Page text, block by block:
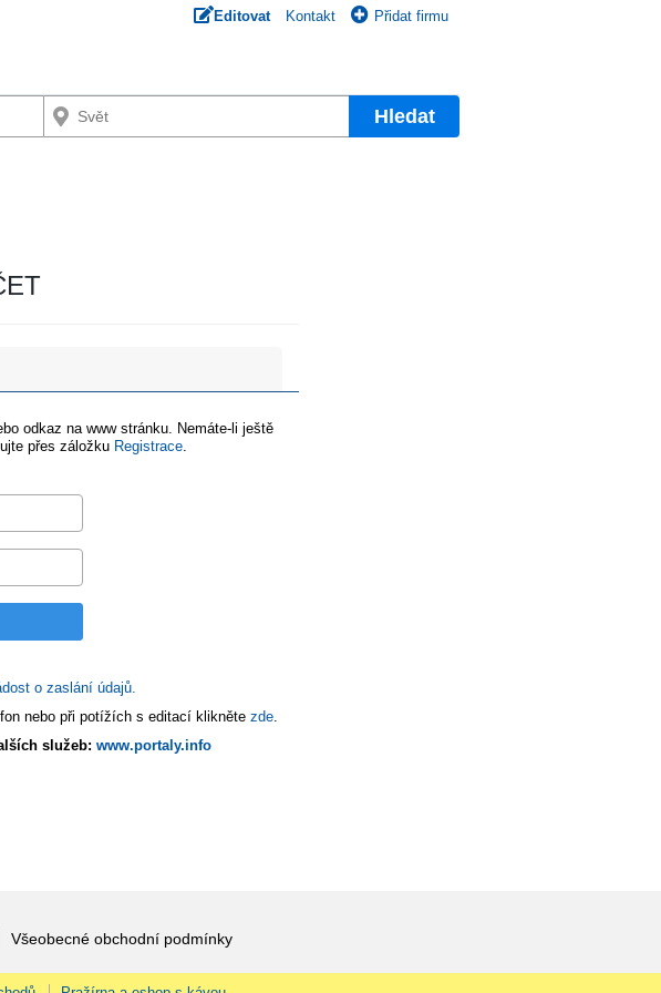
Editovat Kontakt Přidat firmu
Hledat
odkaz na www stránku. Nemáte-li ještě
přes záložku Registrace
o zaslání údajů.
nebo při potížích s editací klikněte zde
služeb: www.portaly.info
Všeobecné obchodní podmínky